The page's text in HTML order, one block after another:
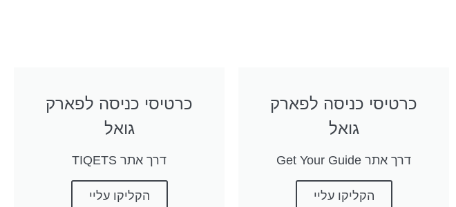
כרטיסי כניסה לפארק
גואל
דרך אתר Get Your Guide
הקליקו עליי
כרטיסי כניסה לפארק
גואל
דרך אתר TIQETS
הקליקו עליי